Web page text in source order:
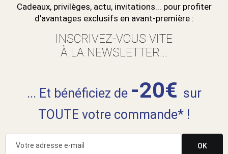
Cadeaux, privilèges, actu, invitations... pour profiter
d'avantages exclusifs en avant-première :
INSCRIVEZ-VOUS VITE
À LA NEWSLETTER...
... Et bénéficiez de -20€ sur
TOUTE votre commande* !
OK